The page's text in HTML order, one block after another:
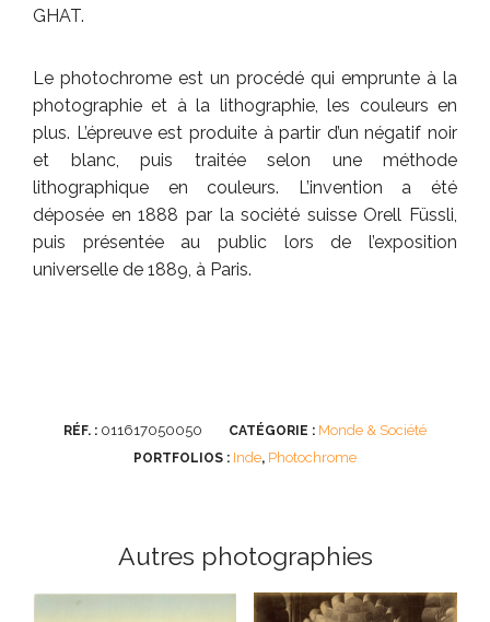
GHAT.
Le photochrome est un procédé qui emprunte à la
photographie et à la lithographie, les couleurs en
plus. L’épreuve est produite à partir d’un négatif noir
et blanc, puis traitée selon une méthode
lithographique en couleurs. L’invention a été
déposée en 1888 par la société suisse Orell Füssli,
puis présentée au public lors de l’exposition
universelle de 1889, à Paris.
RÉF. : 011617050050 CATÉGORIE : Monde & Société
PORTFOLIOS : Inde, Photochrome
Autres photographies